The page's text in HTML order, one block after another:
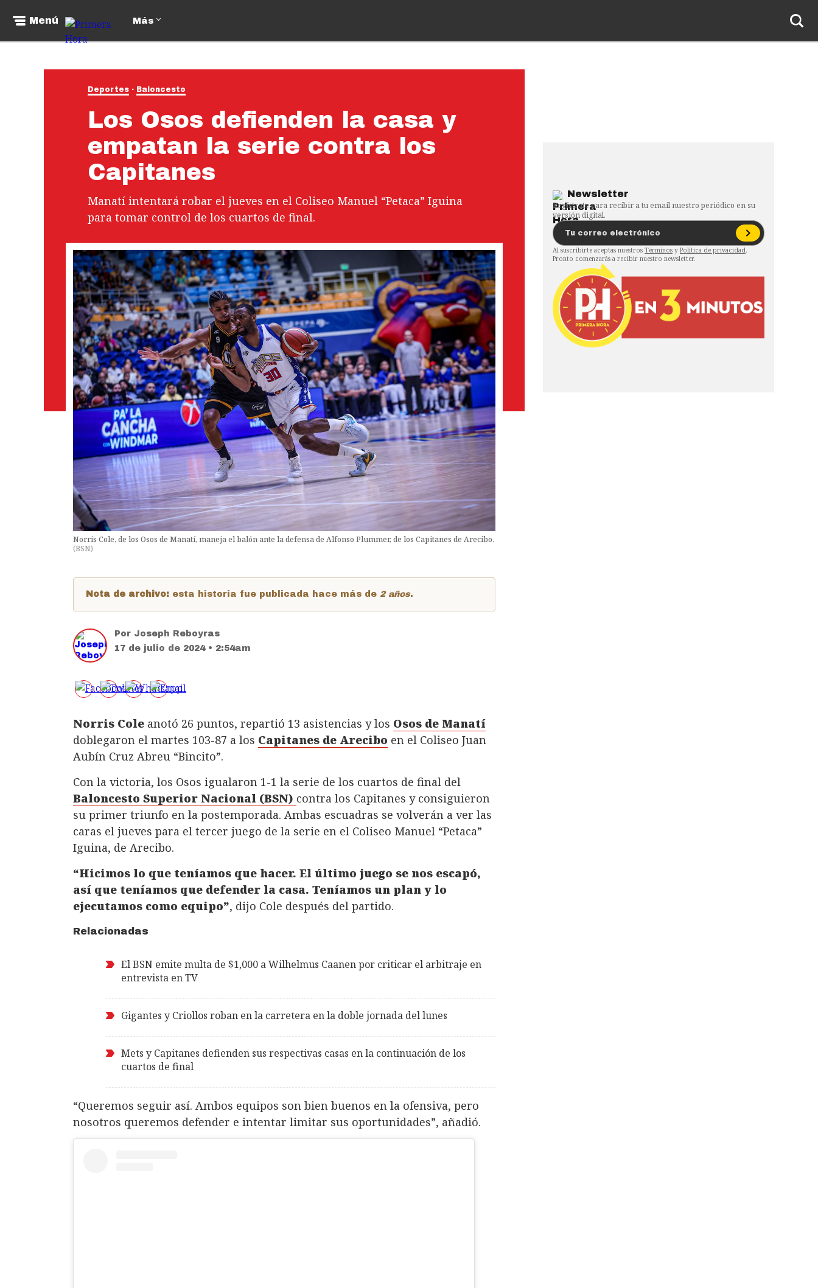
Menú Más
Deportes Baloncesto
Los Osos defienden la casa y
empatan la serie contra los
Capitanes
Manatí intentará robar el jueves en el Coliseo Manuel “Petaca” Iguina
para tomar control de los cuartos de final.
Norris Cole, de los Osos de Manatí, maneja el balón ante la defensa de Alfonso Plummer, de los Capitanes de Arecibo.
(BSN)
Nota de archivo: esta historia fue publicada hace más de 2 años.
Por Joseph Reboyras
17 de julio de 2024 • 2:54am
Norris Cole anotó 26 puntos, repartió 13 asistencias y los Osos de Manatí
doblegaron el martes 103-87 a los Capitanes de Arecibo en el Coliseo Juan
Aubín Cruz Abreu “Bincito”.
Con la victoria, los Osos igualaron 1-1 la serie de los cuartos de final del
Baloncesto Superior Nacional (BSN) contra los Capitanes y consiguieron
su primer triunfo en la postemporada. Ambas escuadras se volverán a ver las
caras el jueves para el tercer juego de la serie en el Coliseo Manuel “Petaca”
Iguina, de Arecibo.
“Hicimos lo que teníamos que hacer. El último juego se nos escapó,
así que teníamos que defender la casa. Teníamos un plan y lo
ejecutamos como equipo”, dijo Cole después del partido.
Relacionadas
El BSN emite multa de $1,000 a Wilhelmus Caanen por criticar el arbitraje en
entrevista en TV
Gigantes y Criollos roban en la carretera en la doble jornada del lunes
Mets y Capitanes defienden sus respectivas casas en la continuación de los
cuartos de final
“Queremos seguir así. Ambos equipos son bien buenos en la ofensiva, pero
nosotros queremos defender e intentar limitar sus oportunidades”, añadió.
Newsletter
Regístrate para recibir a tu email nuestro periódico en su
versión digital.
Al suscribirte aceptas nuestros Términos y Política de privacidad.
Pronto comenzarás a recibir nuestro newsletter.